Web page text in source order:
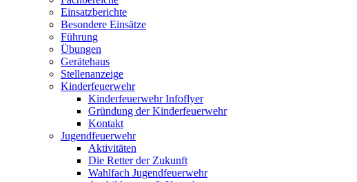
Einsatzberichte
Besondere Einsätze
Führung
Übungen
Gerätehaus
Stellenanzeige
Kinderfeuerwehr
Kinderfeuerwehr Infoflyer
Gründung der Kinderfeuerwehr
Kontakt
Jugendfeuerwehr
Aktivitäten
Die Retter der Zukunft
Wahlfach Jugendfeuerwehr